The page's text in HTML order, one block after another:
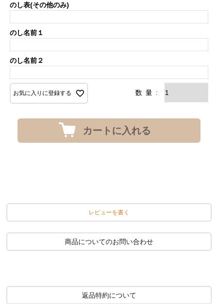
のし表(その他のみ)
のし名前１
のし名前２
お気に入りに登録する
カートに入れる
レビューを書く
商品についてのお問い合わせ
返品特約について